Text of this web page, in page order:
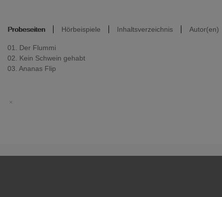
Probeseiten Hörbeispiele Inhaltsverzeichnis Autor(en)
01. Der Flummi
02. Kein Schwein gehabt
03. Ananas Flip